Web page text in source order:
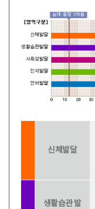
신체발달
생활습관 발